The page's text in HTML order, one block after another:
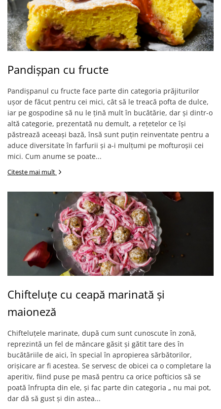
Pandișpan cu fructe
Pandișpanul cu fructe face parte din categoria prăjiturilor
ușor de făcut pentru cei mici, cât să le treacă pofta de dulce,
iar pe gospodine să nu le țină mult în bucătărie, dar și dintr-o
altă categorie, prezentată nu demult, a rețetelor ce își
păstrează aceeași bază, însă sunt puțin reinventate pentru a
aduce diversitate în farfurii și a-i mulțumi pe mofturoșii cei
mici. Cum anume se poate...
Citeste mai mult
Chifteluțe cu ceapă marinată și
maioneză
Chifteluțele marinate, după cum sunt cunoscute în zonă,
reprezintă un fel de mâncare găsit și gătit tare des în
bucătăriile de aici, în special în apropierea sărbătorilor,
orișicare ar fi acestea. Se servesc de obicei ca o completare la
aperitiv, fiind puse pe masă pentru ca orice pofticios să se
poată înfrupta din ele, și fac parte din categoria „ nu mai pot,
dar dă să gust și din astea...